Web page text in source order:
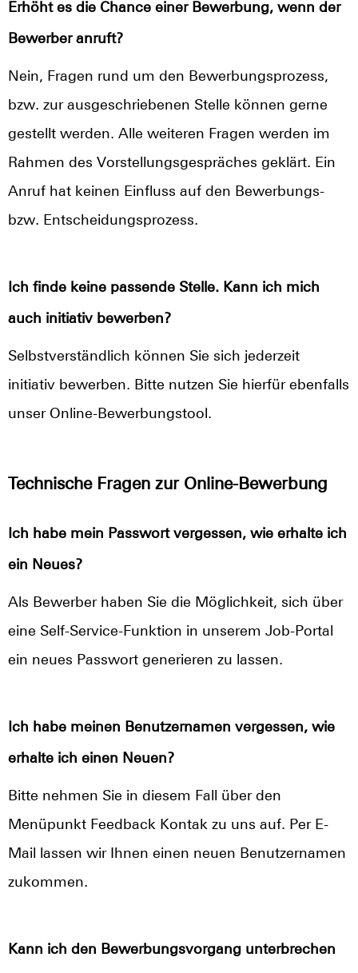
Erhöht es die Chance einer Bewerbung, wenn der
Bewerber anruft?
Nein, Fragen rund um den Bewerbungsprozess,
bzw. zur ausgeschriebenen Stelle können gerne
gestellt werden. Alle weiteren Fragen werden im
Rahmen des Vorstellungsgespräches geklärt. Ein
Anruf hat keinen Einfluss auf den Bewerbungs-
bzw. Entscheidungsprozess.
Ich finde keine passende Stelle. Kann ich mich
auch initiativ bewerben?
Selbstverständlich können Sie sich jederzeit
initiativ bewerben. Bitte nutzen Sie hierfür ebenfalls
unser Online-Bewerbungstool.
Technische Fragen zur Online-Bewerbung
Ich habe mein Passwort vergessen, wie erhalte ich
ein Neues?
Als Bewerber haben Sie die Möglichkeit, sich über
eine Self-Service-Funktion in unserem Job-Portal
ein neues Passwort generieren zu lassen.
Ich habe meinen Benutzernamen vergessen, wie
erhalte ich einen Neuen?
Bitte nehmen Sie in diesem Fall über den
Menüpunkt Feedback Kontak zu uns auf. Per E-
Mail lassen wir Ihnen einen neuen Benutzernamen
zukommen.
Kann ich den Bewerbungsvorgang unterbrechen